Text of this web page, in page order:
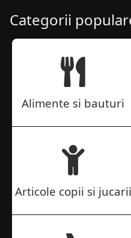
Categorii
Alimente si bauturi
Articole copii si jucarii